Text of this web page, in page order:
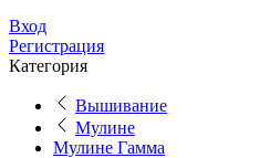
Вход
Регистрация
Категория
Вышивание
Мулине
Мулине Гамма